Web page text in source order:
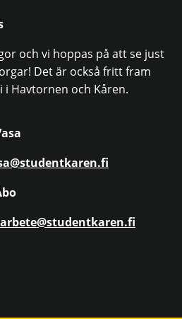
och vi hoppas på att se just
Det är också fritt fram
i Havtornen och Kåren.